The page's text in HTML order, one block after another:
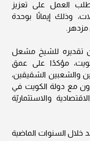
العمل على تعزيز
وذلك إيمانًا بوحدة
مزدهر.
تقديره للشيخ مشعل
مؤكدًا على عمق
والشعبين الشقيقين،
مع دولة الكويت في
والاستثماريّة
خلال السنوات الماضية